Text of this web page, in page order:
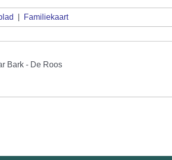
Familiekaart
Bark - De Roos